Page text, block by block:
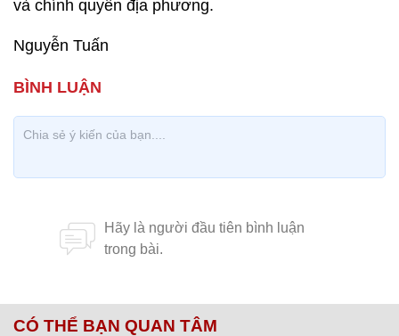
và chính quyền địa phương.
Nguyễn Tuấn
CÓ THỂ BẠN QUAN TÂM